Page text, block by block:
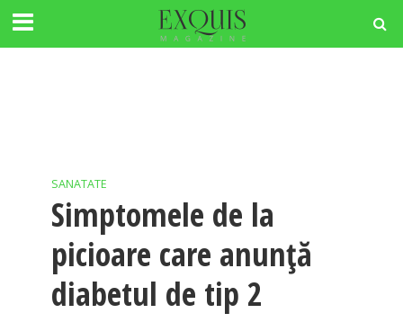
SANATATE
Simptomele de la
picioare care anunță
diabetul de tip 2